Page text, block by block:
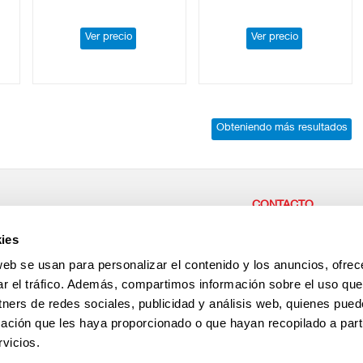
se usan para personalizar el contenido y los anuncios,
el tráfico. Además, compartimos información sobre el uso
de redes sociales, publicidad y análisis web, quienes
que les haya proporcionado o que hayan recopilado a
Ver precio Ver precio
Obteniendo más resultados
las personas,
CONTACTO
España
+34 956 64 33 01
Antención al cliente
+34 696 237 022